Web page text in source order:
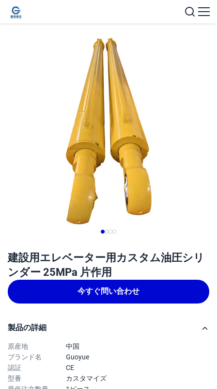
建設用エレベーター用カスタム油圧シリ
ンダー 25MPa 片作用
今すぐ問い合わせ
製品の詳細
原産地
中国
ブランド名
Guoyue
認証
CE
型番
カスタマイズ